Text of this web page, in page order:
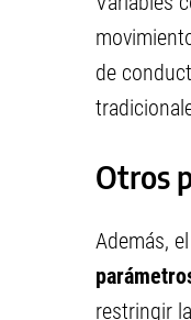
de
Otros
Además,
restringir